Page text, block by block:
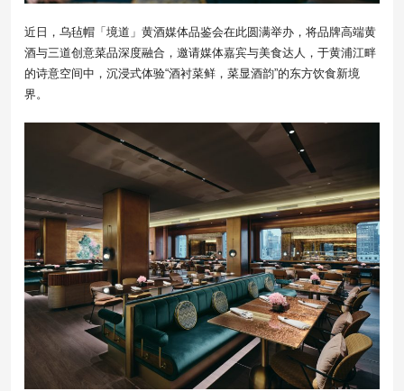
近日，乌毡帽「境道」黄酒媒体品鉴会在此圆满举办，将品牌高端黄
酒与三道创意菜品深度融合，邀请媒体嘉宾与美食达人，于黄浦江畔
的诗意空间中，沉浸式体验“酒衬菜鲜，菜显酒韵”的东方饮食新境
界。